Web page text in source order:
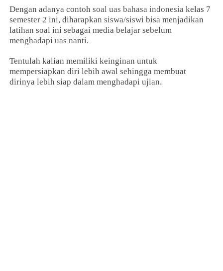
Dengan adanya contohsoal uas bahasa indonesia kelas 7
semester 2 ini, diharapkan siswa/siswi bisa menjadikan
latihan soal ini sebagai media belajar sebelum
menghadapi uas nanti.
Tentulah kalian memiliki keinginan untuk
mempersiapkan diri lebih awal sehingga membuat
dirinya lebih siap dalam menghadapi ujian.